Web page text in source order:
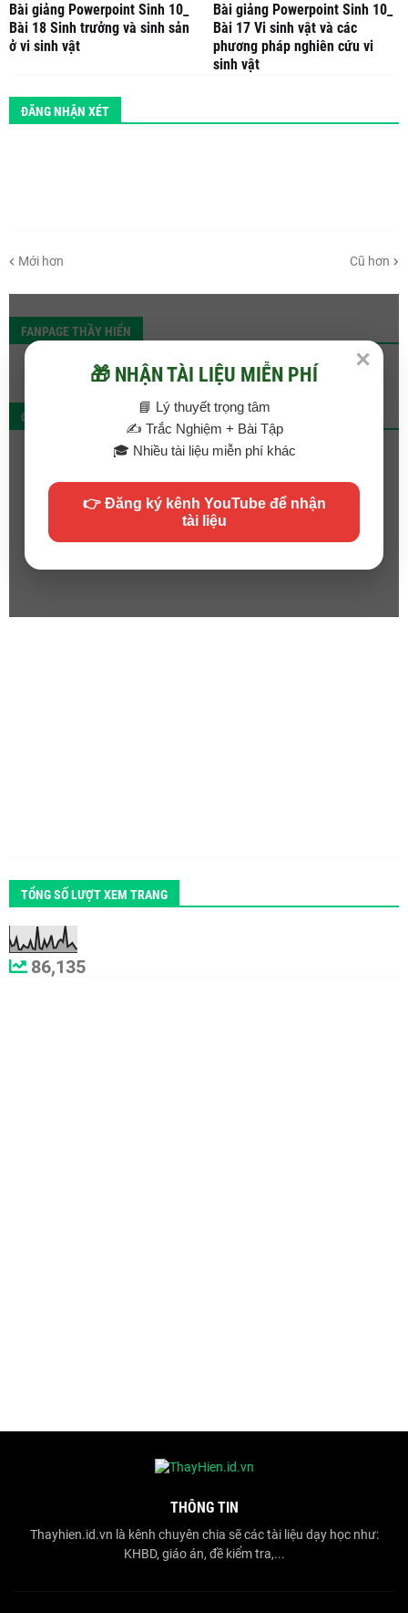
Bài giảng Powerpoint Sinh 10_
Bài 18 Sinh trưởng và sinh sản
ở vi sinh vật
Bài giảng Powerpoint Sinh 10_
Bài 17 Vi sinh vật và các
phương pháp nghiên cứu vi
sinh vật
ĐĂNG NHẬN XÉT
Mới hơn Cũ hơn
✕
🎁 NHẬN TÀI LIỆU MIỄN PHÍ
📘 Lý thuyết trọng tâm
✍️ Trắc Nghiệm + Bài Tập
🎓 Nhiều tài liệu miễn phí khác
👉 Đăng ký kênh YouTube để nhận
tài liệu
FANPAGE THẦY HIỂN
QC
TỔNG SỐ LƯỢT XEM TRANG
86,135
THÔNG TIN
Thayhien.id.vn là kênh chuyên chia sẽ các tài liệu dạy học như:
KHBD, giáo án, đề kiểm tra,...